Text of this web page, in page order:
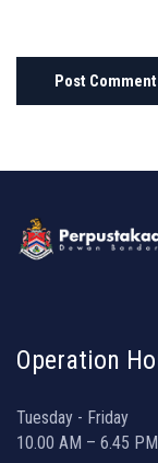
Operation
Tuesday - Friday
10.00 AM – 6.45 PM